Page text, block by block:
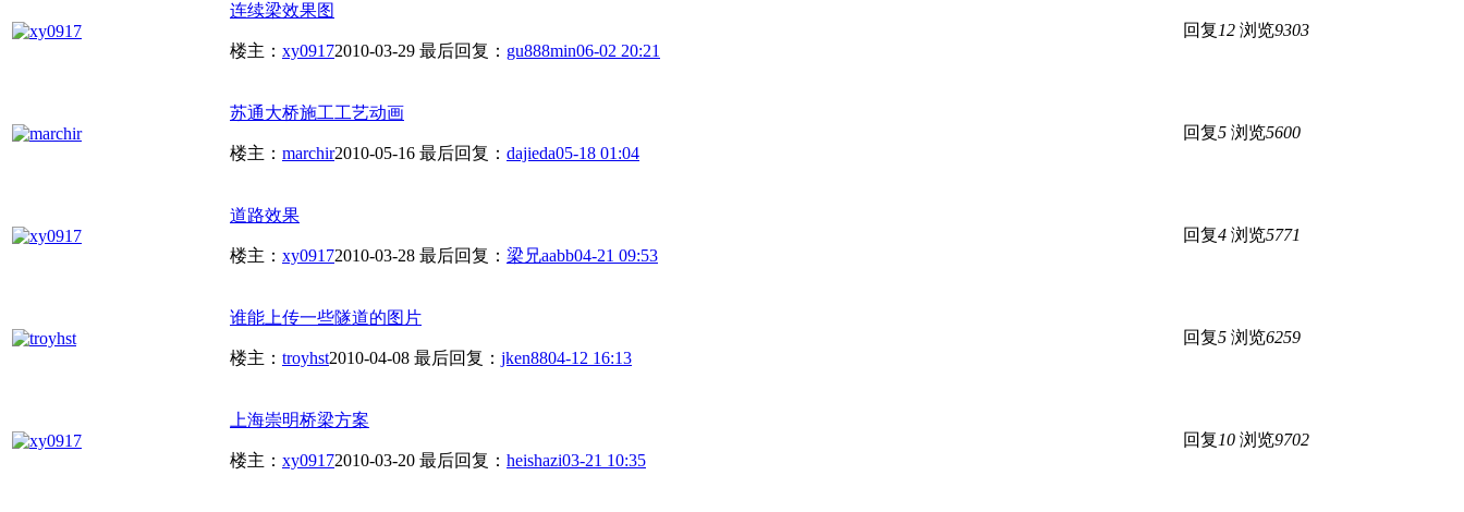
连续梁效果图
楼主： xy09172010-03-29 最后回复： gu888min06-02 20:21
回复12 浏览9303
苏通大桥施工工艺动画
楼主： marchir2010-05-16 最后回复： dajieda05-18 01:04
回复5 浏览5600
道路效果
楼主： xy09172010-03-28 最后回复： 梁兄aabb04-21 09:53
回复4 浏览5771
谁能上传一些隧道的图片
楼主： troyhst2010-04-08 最后回复： jken8804-12 16:13
回复5 浏览6259
上海崇明桥梁方案
楼主： xy09172010-03-20 最后回复： heishazi03-21 10:35
回复10 浏览9702